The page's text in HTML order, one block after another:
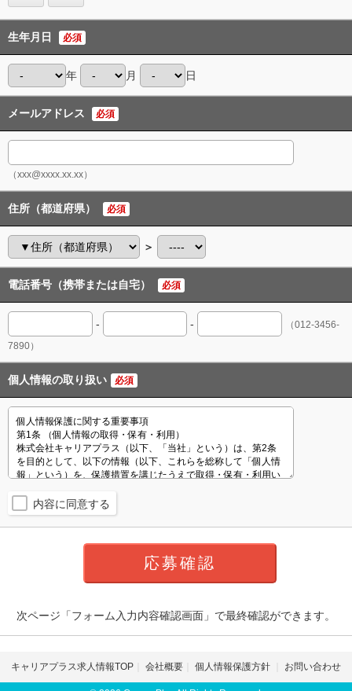
生年月日 必須
年 月 日
メールアドレス 必須
（xxx@xxxx.xx.xx）
住所（都道府県） 必須
＞
電話番号（携帯または自宅） 必須
- -
（012-3456-
7890）
個人情報の取り扱い 必須
内容に同意する
次ページ「フォーム入力内容確認画面」で最終確認ができます。
キャリアプラス求人情報TOP 会社概要 個人情報保護方針 お問い合わせ